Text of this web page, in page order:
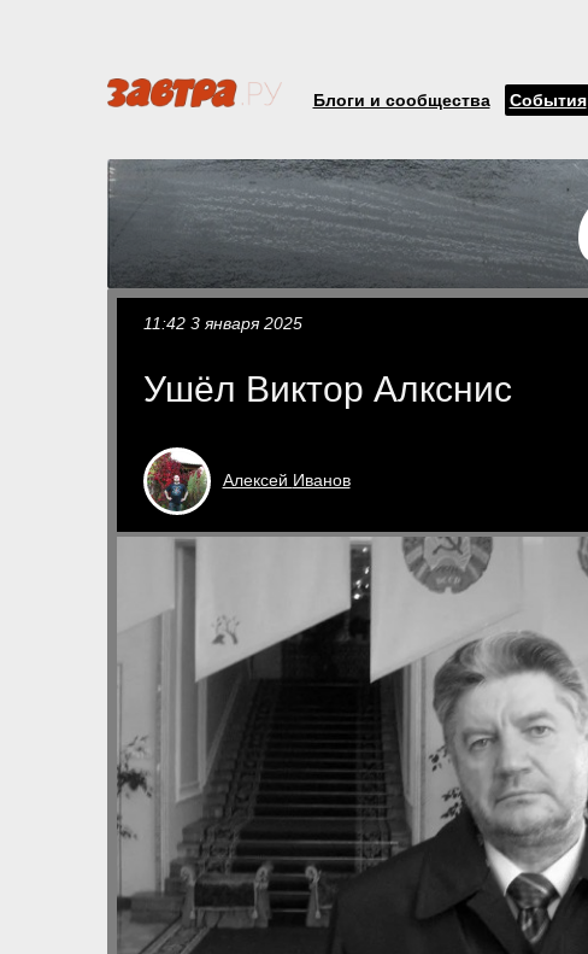
Блоги и сообщества События
11:42 3 января 2025
Ушёл Виктор Алкснис
Алексей Иванов